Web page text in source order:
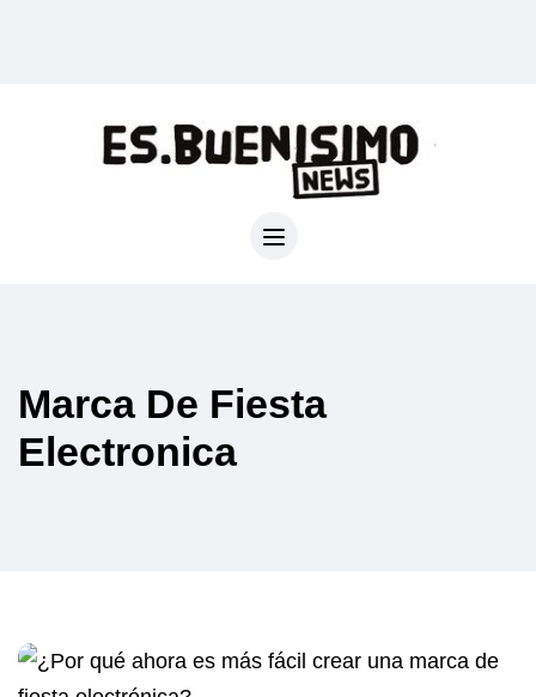
Marca De Fiesta
Electronica